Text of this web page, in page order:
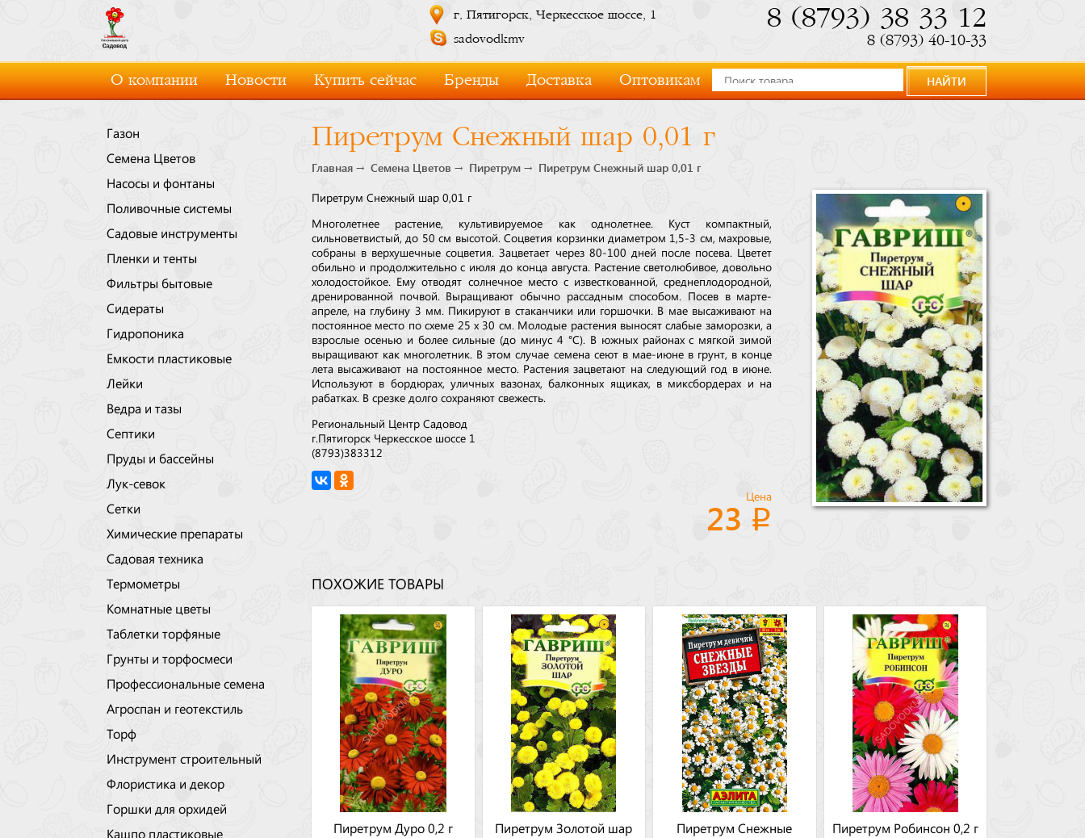
г. Пятигорск, Черкесское шоссе, 1
sadovodkmv
8 (8793) 38 33 12
8 (8793) 40-10-33
О компании Новости Купить сейчас Бренды Доставка Оптовикам НАЙТИ
Газон
Семена Цветов
Насосы и фонтаны
Поливочные системы
Садовые инструменты
Пленки и тенты
Фильтры бытовые
Сидераты
Гидропоника
Емкости пластиковые
Лейки
Ведра и тазы
Септики
Пруды и бассейны
Лук-севок
Сетки
Химические препараты
Садовая техника
Термометры
Комнатные цветы
Таблетки торфяные
Грунты и торфосмеси
Профессиональные семена
Агроспан и геотекстиль
Торф
Инструмент строительный
Флористика и декор
Горшки для орхидей
Кашпо пластиковые
Пиретрум Снежный шар 0,01 г
Главная Семена Цветов Пиретрум Пиретрум Снежный шар 0,01 г
Пиретрум Снежный шар 0,01 г
Многолетнее растение, культивируемое как однолетнее. Куст компактный,
сильноветвистый, до 50 см высотой. Соцветия корзинки диаметром 1,5-3 см, махровые,
собраны в верхушечные соцветия. Зацветает через 80-100 дней после посева. Цветет
обильно и продолжительно с июля до конца августа. Растение светолюбивое, довольно
холодостойкое. Ему отводят солнечное место с известкованной, среднеплодородной,
дренированной почвой. Выращивают обычно рассадным способом. Посев в марте-
апреле, на глубину 3 мм. Пикируют в стаканчики или горшочки. В мае высаживают на
постоянное место по схеме 25 х 30 см. Молодые растения выносят слабые заморозки, а
взрослые осенью и более сильные (до минус 4 °C). В южных районах с мягкой зимой
выращивают как многолетник. В этом случае семена сеют в мае-июне в грунт, в конце
лета высаживают на постоянное место. Растения зацветают на следующий год в июне.
Используют в бордюрах, уличных вазонах, балконных ящиках, в миксбордерах и на
рабатках. В срезке долго сохраняют свежесть.
Региональный Центр Садовод
г.Пятигорск Черкесское шоссе 1
(8793)383312
Цена
23
ПОХОЖИЕ ТОВАРЫ
Пиретрум Дуро 0,2 г
Пиретрум Золотой шар
Пиретрум Снежные
Пиретрум Робинсон 0,2 г